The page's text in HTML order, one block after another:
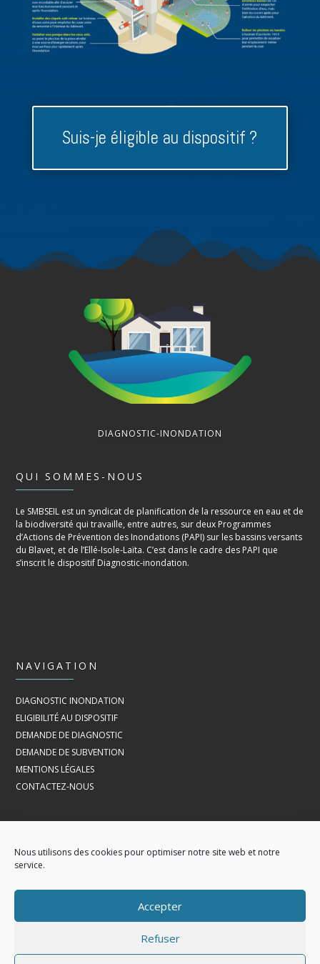
Nous utilisons des cookies pour optimiser notre site web et notre
service.
Accepter
Refuser
Suis-je éligible au dispositif ?
DIAGNOSTIC-INONDATION
QUI SOMMES-NOUS
Le SMBSEIL est un syndicat de planification de la ressource en eau et de
la biodiversité qui travaille, entre autres, sur deux Programmes
d’Actions de Prévention des Inondations (PAPI) sur les bassins versants
du Blavet, et de l’Ellé-Isole-Laïta. C’est dans le cadre des PAPI que
s’inscrit le dispositif Diagnostic-inondation.
NAVIGATION
DIAGNOSTIC INONDATION
ELIGIBILITÉ AU DISPOSITIF
DEMANDE DE DIAGNOSTIC
DEMANDE DE SUBVENTION
MENTIONS LÉGALES
CONTACTEZ-NOUS
CONTACTS
2 RUE DU PALUD, 56620 CLÉGUER
02.97.32.50.84